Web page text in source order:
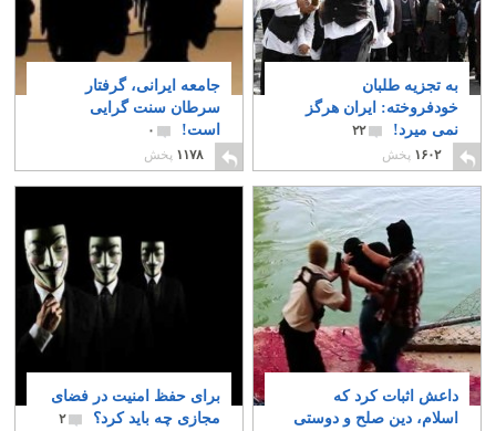
به تجزیه طلبان
خودفروخته: ایران هرگز
نمی میرد!
۲۲
۱۶۰۲ پخش
جامعه ایرانی، گرفتار
سرطان سنت گرایی
است!
۰
۱۱۷۸ پخش
داعش اثبات کرد که
اسلام، دین صلح و دوستی
برای حفظ امنیت در فضای
مجازی چه باید کرد؟
۲